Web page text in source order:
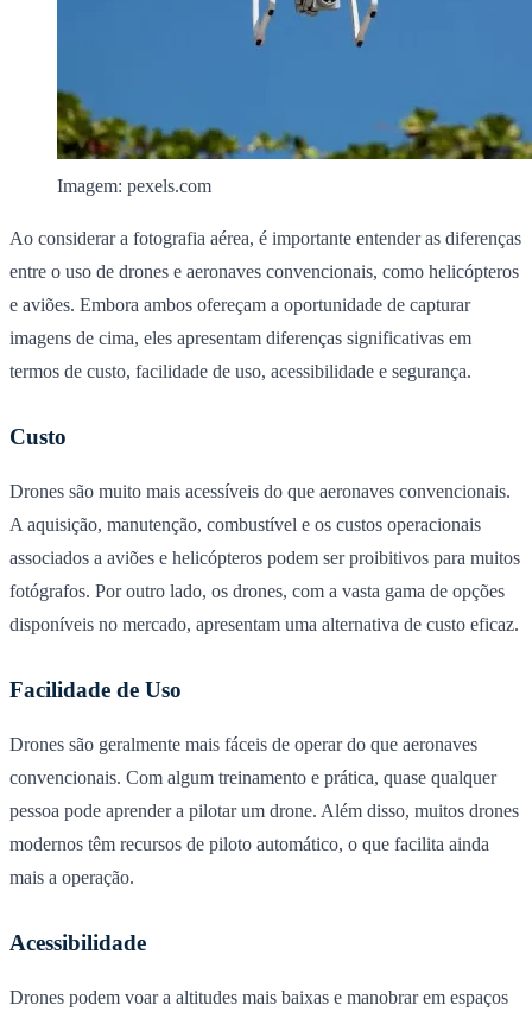
Imagem: pexels.com
Ao considerar a fotografia aérea, é importante entender as diferenças
entre o uso de drones e aeronaves convencionais, como helicópteros
e aviões. Embora ambos ofereçam a oportunidade de capturar
imagens de cima, eles apresentam diferenças significativas em
termos de custo, facilidade de uso, acessibilidade e segurança.
Custo
Drones são muito mais acessíveis do que aeronaves convencionais.
A aquisição, manutenção, combustível e os custos operacionais
associados a aviões e helicópteros podem ser proibitivos para muitos
fotógrafos. Por outro lado, os drones, com a vasta gama de opções
disponíveis no mercado, apresentam uma alternativa de custo eficaz.
Facilidade de Uso
Drones são geralmente mais fáceis de operar do que aeronaves
convencionais. Com algum treinamento e prática, quase qualquer
pessoa pode aprender a pilotar um drone. Além disso, muitos drones
modernos têm recursos de piloto automático, o que facilita ainda
mais a operação.
Acessibilidade
Drones podem voar a altitudes mais baixas e manobrar em espaços